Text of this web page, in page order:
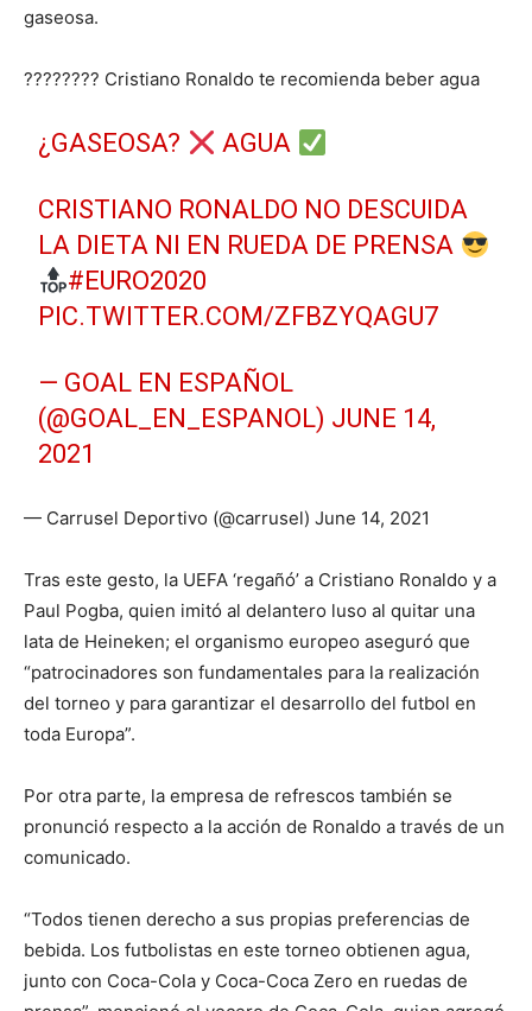
gaseosa.
???????? Cristiano Ronaldo te recomienda beber agua
¿GASEOSA? AGUA
CRISTIANO RONALDO NO DESCUIDA
LA DIETA NI EN RUEDA DE PRENSA
#EURO2020
PIC.TWITTER.COM/ZFBZYQAGU7
— GOAL EN ESPAÑOL
(@GOAL_EN_ESPANOL) JUNE 14,
2021
— Carrusel Deportivo (@carrusel) June 14, 2021
Tras este gesto, la UEFA ‘regañó’ a Cristiano Ronaldo y a
Paul Pogba, quien imitó al delantero luso al quitar una
lata de Heineken; el organismo europeo aseguró que
“patrocinadores son fundamentales para la realización
del torneo y para garantizar el desarrollo del futbol en
toda Europa”.
Por otra parte, la empresa de refrescos también se
pronunció respecto a la acción de Ronaldo a través de un
comunicado.
“Todos tienen derecho a sus propias preferencias de
bebida. Los futbolistas en este torneo obtienen agua,
junto con Coca-Cola y Coca-Coca Zero en ruedas de